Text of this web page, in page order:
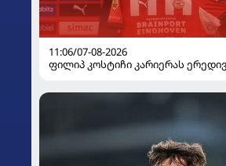
11:06/07-08-2026
ფილიპ კოსტიჩი კარიერას